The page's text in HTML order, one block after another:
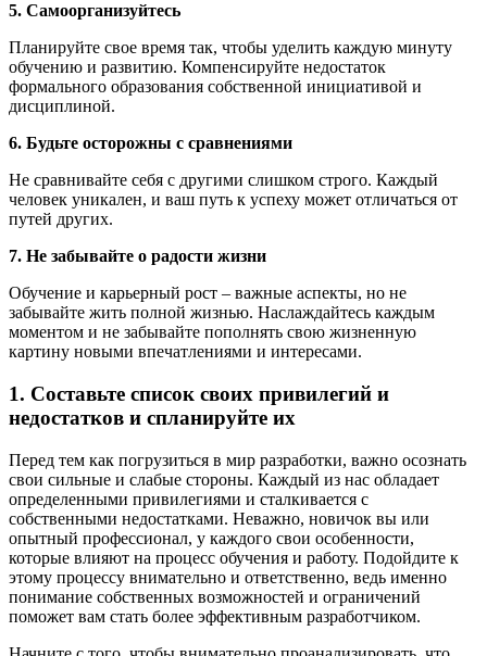
5. Самоорганизуйтесь
Планируйте свое время так, чтобы уделить каждую минуту
обучению и развитию. Компенсируйте недостаток
формального образования собственной инициативой и
дисциплиной.
6. Будьте осторожны с сравнениями
Не сравнивайте себя с другими слишком строго. Каждый
человек уникален, и ваш путь к успеху может отличаться от
путей других.
7. Не забывайте о радости жизни
Обучение и карьерный рост – важные аспекты, но не
забывайте жить полной жизнью. Наслаждайтесь каждым
моментом и не забывайте пополнять свою жизненную
картину новыми впечатлениями и интересами.
1. Составьте список своих привилегий и
недостатков и спланируйте их
Перед тем как погрузиться в мир разработки, важно осознать
свои сильные и слабые стороны. Каждый из нас обладает
определенными привилегиями и сталкивается с
собственными недостатками. Неважно, новичок вы или
опытный профессионал, у каждого свои особенности,
которые влияют на процесс обучения и работу. Подойдите к
этому процессу внимательно и ответственно, ведь именно
понимание собственных возможностей и ограничений
поможет вам стать более эффективным разработчиком.